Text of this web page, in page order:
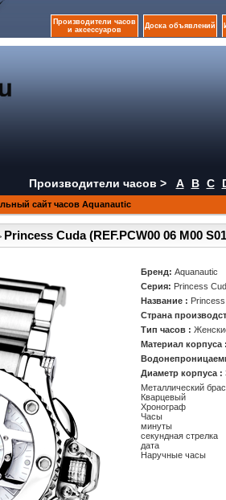
Производители часов
и аксессуаров
Доска объявлений
Производители часов > A B C
сайт часов Aquanautic
Princess Cuda (REF.PCW00 06 M00
Бренд:Aquanautic
Серия: Princess
Название :
Страна
Тип часов :
Материал
Диаметр корпуса :
Металлический
Кварцевый
Хронограф
Часы
минуты
секундная стрелка
дата
Наручные часы